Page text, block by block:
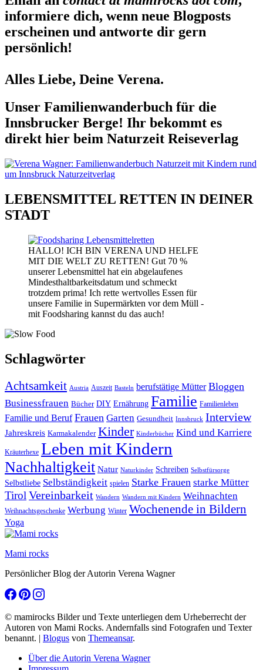
informiere dich, wenn neue Blogposts
erscheinen und antworte dir gern
persönlich!
Alles Liebe, Deine Verena.
Unser Familienwanderbuch für die
Innsbrucker Berge! Ihr bekommt es
direkt hier beim Naturzeit Reiseverlag
LEBENSMITTEL RETTEN IN DEINER
STADT
HALLO! ICH BIN VERENA UND HELFE
MIT DIE WELT ZU RETTEN! Gut 70 %
unserer Lebensmittel hat ein abgelaufenes
Mindesthaltbarkeitsdatum und schmeckt
trotzdem prima! Ich rette wertvolles Essen für
unsere Familie in Supermärkten vor dem Müll -
mit Foodsharing kannst du das auch!
Schlagwörter
Achtsamkeit Austria Auszeit Basteln berufstätige Mütter Bloggen
Businessfrauen Bücher DIY Ernährung Familie Familienleben
Familie und Beruf Frauen Garten Gesundheit Innsbruck Interview
Jahreskreis Karmakalender Kinder Kinderbücher Kind und Karriere
Kräuterhexe Leben mit Kindern
Nachhaltigkeit Natur Naturkinder Schreiben Selbstfürsorge
Selbstliebe Selbständigkeit spielen Starke Frauen starke Mütter
Tirol Vereinbarkeit Wandern Wandern mit Kindern Weihnachten
Weihnachtsgeschenke Werbung Winter Wochenende in Bildern
Yoga
Mami rocks
Persönlicher Blog der Autorin Verena Wagner
© mamirocks Bilder und Texte unterliegen dem Urheberrecht der
Autoren von Mami Rocks. Andernfalls sind Fotografen und Texter
benannt. | Blogus von Themeansar.
Über die Autorin Verena Wagner